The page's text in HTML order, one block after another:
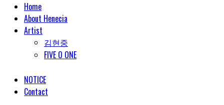
Home
About Henecia
Artist
김현중
FIVE O ONE
NOTICE
Contact